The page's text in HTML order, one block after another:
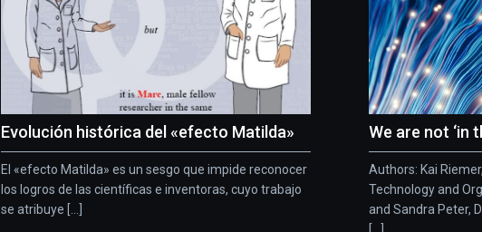
Evolución histórica del «efecto Matilda»
El «efecto Matilda» es un sesgo que impide reconocer
los logros de las científicas e inventoras, cuyo trabajo
se atribuye [...]
We are not ‘in
Authors: Kai
Technology and
and Sandra Peter,